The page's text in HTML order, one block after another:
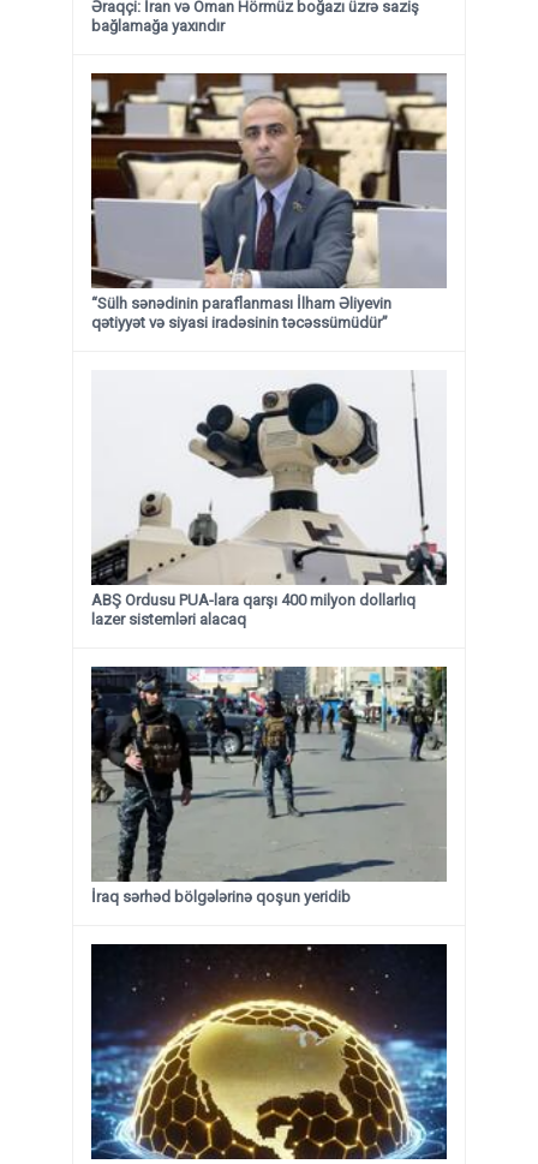
Əraqçi: İran və Oman Hörmüz boğazı üzrə saziş
bağlamağa yaxındır
“Sülh sənədinin paraflanması İlham Əliyevin
qətiyyət və siyasi iradəsinin təcəssümüdür”
ABŞ Ordusu PUA-lara qarşı 400 milyon dollarlıq
lazer sistemləri alacaq
İraq sərhəd bölgələrinə qoşun yeridib